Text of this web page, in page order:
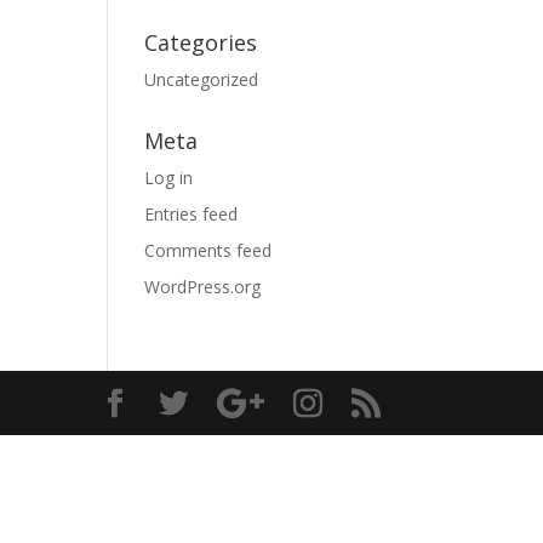
Categories
Uncategorized
Meta
Log in
Entries feed
Comments feed
WordPress.org